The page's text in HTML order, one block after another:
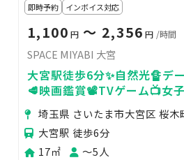
即時予約 インボイス対応
1,100 円 〜 2,356 円 /時間
SPACE MIYABI 大宮
大宮駅徒歩6分✨自然光🔏デ
🥩映画鑑賞📽️TVゲーム📺女
埼玉県 さいたま市大宮区 桜木
大宮駅 徒歩6分
17㎡
〜5人